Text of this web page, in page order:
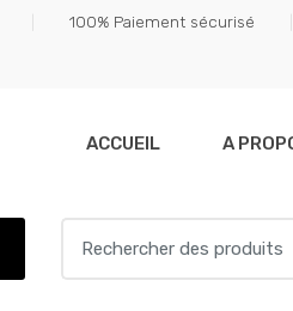
100% Paiement sécurisé
ACCUEIL A